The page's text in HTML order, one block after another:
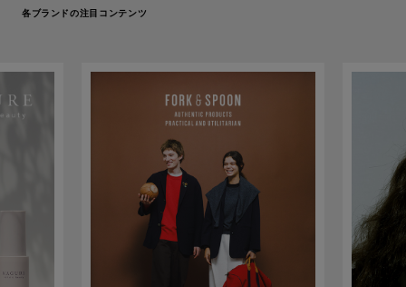
各ブランドの注目コンテンツ